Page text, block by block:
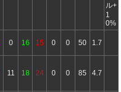
ル+
1
0%
0 16 15 0 0 50 1.7
11 18 24 0 0 85 4.7